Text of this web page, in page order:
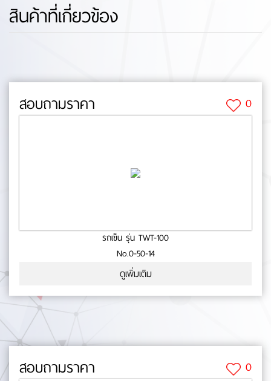
สินค้าที่เกี่ยวข้อง
สอบถามราคา 0
รถเข็น รุ่น TWT-100
No.0-50-14
ดูเพิ่มเติม
สอบถามราคา 0